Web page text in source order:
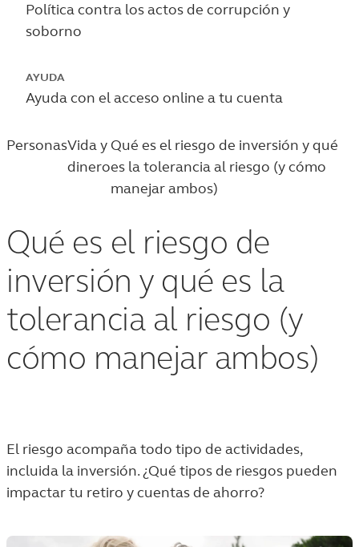
Política contra los actos de corrupción y
soborno
AYUDA
Ayuda con el acceso online a tu cuenta
PersonasVida y
dinero
Qué es el riesgo de inversión y qué
es la tolerancia al riesgo (y cómo
manejar ambos)
Qué es el riesgo de
inversión y qué es la
tolerancia al riesgo (y
cómo manejar ambos)
El riesgo acompaña todo tipo de actividades,
incluida la inversión. ¿Qué tipos de riesgos pueden
impactar tu retiro y cuentas de ahorro?